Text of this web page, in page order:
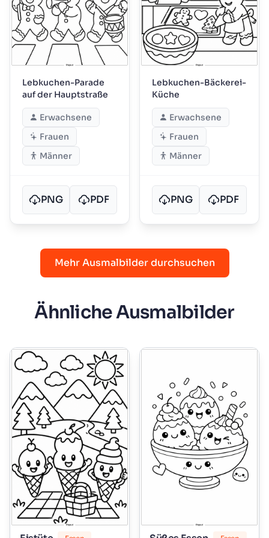
Lebkuchen-Parade
auf der Hauptstraße
Erwachsene
Frauen
Männer
PNG PDF
Lebkuchen-Bäckerei-
Küche
Erwachsene
Frauen
Männer
PNG PDF
Mehr Ausmalbilder durchsuchen
Ähnliche Ausmalbilder